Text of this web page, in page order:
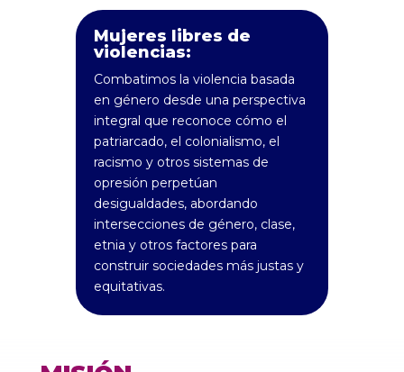
Mujeres libres de
violencias:
Combatimos la violencia basada
en género desde una perspectiva
integral que reconoce cómo el
patriarcado, el colonialismo, el
racismo y otros sistemas de
opresión perpetúan
desigualdades, abordando
intersecciones de género, clase,
etnia y otros factores para
construir sociedades más justas y
equitativas.